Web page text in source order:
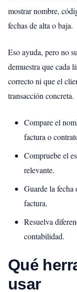
mostrar nombre,
fechas de alta o baja.
Eso ayuda, pero no
demuestra que cada
correcto ni que el
transacción concreta.
Compare el
factura o
Compruebe el
relevante.
Guarde la fecha
factura.
Resuelva
contabilidad.
Qué
usar